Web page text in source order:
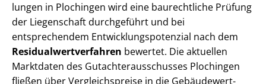
lun­gen in Plochingen wird eine baurechtliche Prüfung
der Liegenschaft durchgeführt und bei
entsprechendem Ent­wick­lungs­po­ten­zi­al nach dem
Re­si­du­al­wert­ver­fah­ren bewertet. Die aktuellen
Marktdaten des Gut­ach­ter­aus­schus­ses Plochingen
fließen über Ver­gleichs­prei­se in die Ge­bäu­de­wert­